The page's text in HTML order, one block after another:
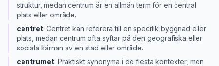
struktur, medan centrum är en allmän term för en central
plats eller område.
centret: Centret kan referera till en specifik byggnad eller
plats, medan centrum ofta syftar på den geografiska eller
sociala kärnan av en stad eller område.
centrumet: Praktiskt synonyma i de flesta kontexter, men